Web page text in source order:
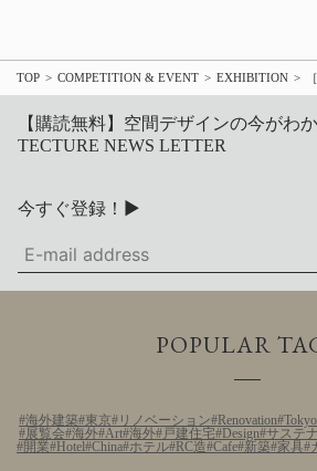
TOP COMPETITION & EVENT EXHIBITION
【購読無料】空間デザインの今がわ
TECTURE NEWS LETTER
今すぐ登録！▶
POPULAR
海外建築 東京 リノベーション Renovation Tokyo
展覧会 海外 Art 海外 戸建住宅 Design サステ
開業
Hotel China ホテル RC造 Cafe 新築 家具